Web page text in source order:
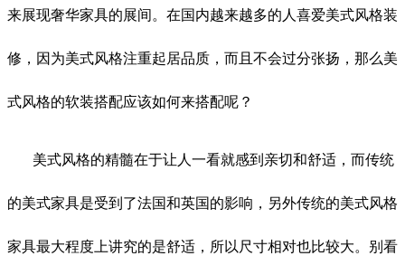
来展现奢华家具的展间。在国内越来越多的人喜爱美式风格装
修，因为美式风格注重起居品质，而且不会过分张扬，那么美
式风格的软装搭配应该如何来搭配呢？
美式风格的精髓在于让人一看就感到亲切和舒适，而传统
的美式家具是受到了法国和英国的影响，另外传统的美式风格
家具最大程度上讲究的是舒适，所以尺寸相对也比较大。别看